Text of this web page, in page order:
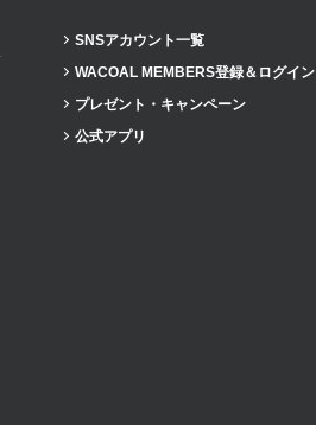
SNSアカウント一覧
WACOAL MEMBERS登録＆ログイン
プレゼント・キャンペーン
公式アプリ